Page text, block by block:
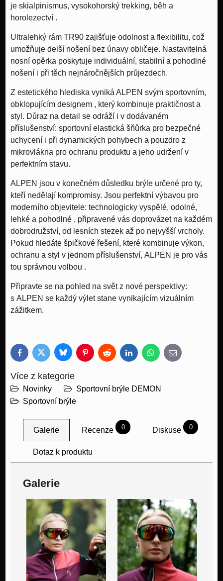
je skialpinismus, vysokohorský trekking, běh a
horolezectví .
Ultralehký rám TR90 zajišťuje odolnost a flexibilitu, což
umožňuje delší nošení bez únavy obličeje. Nastavitelná
nosní opěrka poskytuje individuální, stabilní a pohodlné
nošení i při těch nejnáročnějších průjezdech.
Z estetického hlediska vyniká ALPEN svým sportovním,
obklopujícím designem , který kombinuje praktičnost a
styl. Důraz na detail se odráží i v dodávaném
příslušenství: sportovní elastická šňůrka pro bezpečné
uchycení i při dynamických pohybech a pouzdro z
mikrovlákna pro ochranu produktu a jeho udržení v
perfektním stavu.
ALPEN jsou v konečném důsledku brýle určené pro ty,
kteří nedělají kompromisy. Jsou perfektní výbavou pro
moderního objevitele: technologicky vyspělé, odolné,
lehké a pohodlné , připravené vás doprovázet na každém
dobrodružství, od lesních stezek až po nejvyšší vrcholy.
Pokud hledáte špičkové řešení, které kombinuje výkon,
ochranu a styl v jednom příslušenství, ALPEN je pro vás
tou správnou volbou .
Připravte se na pohled na svět z nové perspektivy:
s ALPEN se každý výlet stane vynikajícím vizuálním
zážitkem.
FacebookTwitter BlueskyPinterestReddit LinkedInWhatsApp
E-
mail
Více z kategorie
Novinky
Sportovní brýle DEMON
Sportovní brýle
Galerie Recenze 0 Diskuse 0
Dotaz k produktu
Galerie